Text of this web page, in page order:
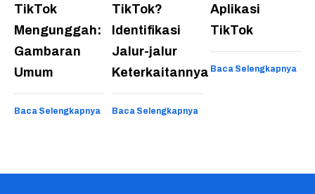
TikTok
Mengunggah:
Gambaran
Umum
Baca Selengkapnya
TikTok?
Identifikasi
Jalur-jalur
Keterkaitannya
Baca Selengkapnya
Aplikasi
TikTok
Baca Selengkapnya